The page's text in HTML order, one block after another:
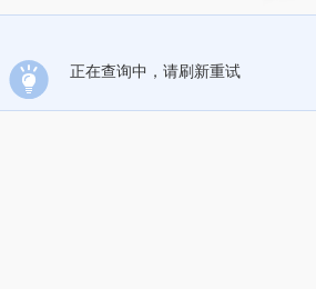
正在查询中，请刷新重试